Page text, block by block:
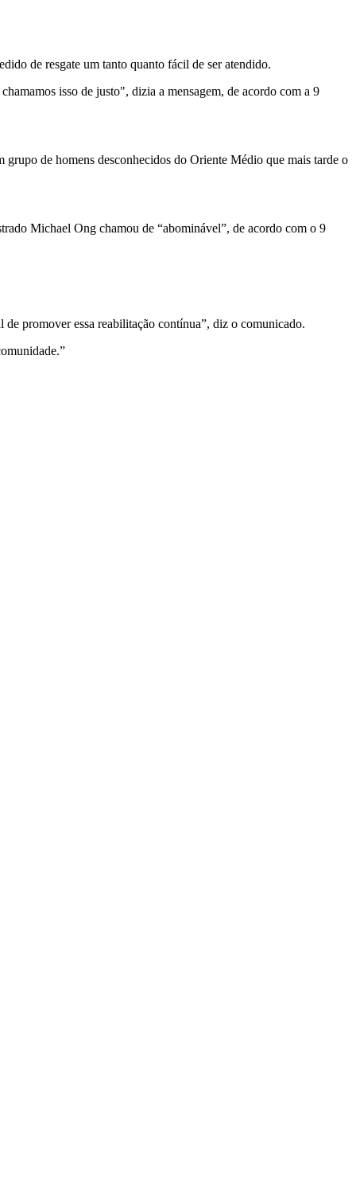
de resgate um tanto quanto fácil de ser atendido.
isso de justo", dizia a mensagem, de acordo com a 9
de homens desconhecidos do Oriente Médio que mais tarde o
Michael Ong chamou de “abominável”, de acordo com o 9
promover essa reabilitação contínua”, diz o comunicado.